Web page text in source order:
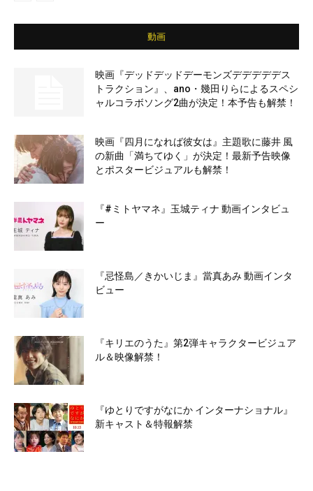
動画
映画『デッドデッドデーモンズデデデデデス
トラクション』、ano・幾田りらによるスペシ
ャルコラボソング2曲が決定！本予告も解禁！
映画『四月になれば彼女は』主題歌に藤井 風
の新曲「満ちてゆく」が決定！最新予告映像
とポスタービジュアルも解禁！
『#ミトヤマネ』玉城ティナ 動画インタビュ
ー
『忌怪島／きかいじま』當真あみ 動画インタ
ビュー
『キリエのうた』第2弾キャラクタービジュア
ル＆映像解禁！
『ゆとりですがなにか インターナショナル』
新キャスト＆特報解禁